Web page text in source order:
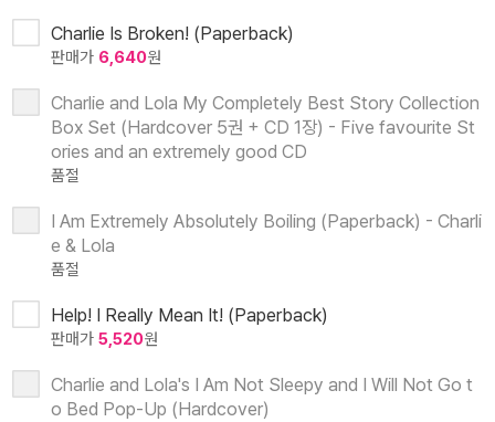
Charlie Is Broken! (Paperback)
판매가 6,640원
Charlie and Lola My Completely Best Story Collection
Box Set (Hardcover 5권 + CD 1장) - Five favourite St
ories and an extremely good CD
품절
I Am Extremely Absolutely Boiling (Paperback) - Charli
e & Lola
품절
Help! I Really Mean It! (Paperback)
판매가 5,520원
Charlie and Lola's I Am Not Sleepy and I Will Not Go t
o Bed Pop-Up (Hardcover)